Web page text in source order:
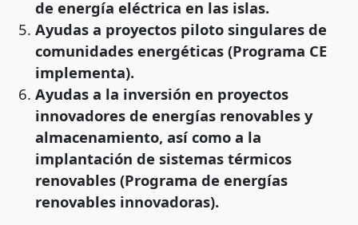
de energía eléctrica en las islas.
Ayudas a proyectos piloto singulares de
comunidades energéticas (Programa CE
implementa).
Ayudas a la inversión en proyectos
innovadores de energías renovables y
almacenamiento, así como a la
implantación de sistemas térmicos
renovables (Programa de energías
renovables innovadoras).